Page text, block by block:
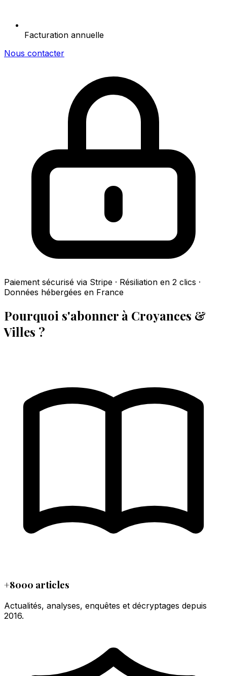
Facturation annuelle
Nous contacter
Paiement sécurisé via Stripe · Résiliation en 2 clics ·
Données hébergées en France
Pourquoi s'abonner à Croyances &
Villes ?
+8000 articles
Actualités, analyses, enquêtes et décryptages depuis
2016.